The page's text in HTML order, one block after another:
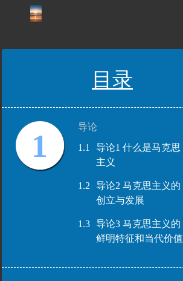
目录
1
导论
1.1
导论1 什么是马克思
主义
1.2
导论2 马克思主义的
创立与发展
1.3
导论3 马克思主义的
鲜明特征和当代价值